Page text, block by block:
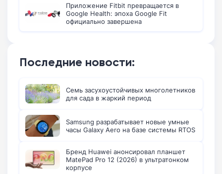
Приложение Fitbit превращается в
Google Health: эпоха Google Fit
официально завершена
Последние новости:
Семь засухоустойчивых многолетников
для сада в жаркий период
Samsung разрабатывает новые умные
часы Galaxy Aero на базе системы RTOS
Бренд Huawei анонсировал планшет
MatePad Pro 12 (2026) в ультратонком
корпусе